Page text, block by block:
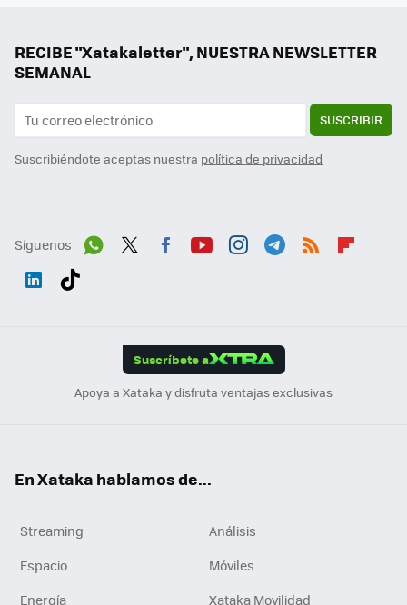
RECIBE "Xatakaletter", NUESTRA NEWSLETTER
SEMANAL
SUSCRIBIR
Suscribiéndote aceptas nuestra política de privacidad
Síguenos
Suscríbete a
Apoya a Xataka y disfruta ventajas exclusivas
En Xataka hablamos de...
Streaming
Análisis
Espacio
Móviles
Energía
Xataka Movilidad